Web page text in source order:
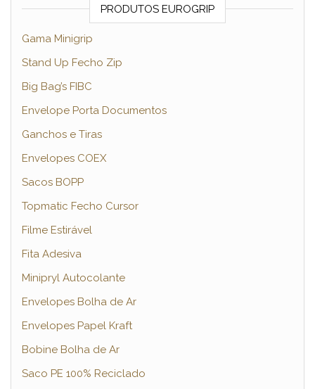
PRODUTOS EUROGRIP
Gama Minigrip
Stand Up Fecho Zip
Big Bag’s FIBC
Envelope Porta Documentos
Ganchos e Tiras
Envelopes COEX
Sacos BOPP
Topmatic Fecho Cursor
Filme Estirável
Fita Adesiva
Minipryl Autocolante
Envelopes Bolha de Ar
Envelopes Papel Kraft
Bobine Bolha de Ar
Saco PE 100% Reciclado